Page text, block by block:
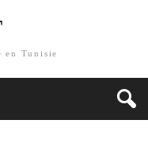
en Tunisie